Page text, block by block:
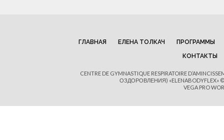
ГЛАВНАЯ ЕЛЕНА ТОЛКАЧ
ПРОГРАММЫ
КОНТАКТЫ
CENTRE DE GYMNASTIQUE RESPIRATOIRE
ОЗДОРОВЛЕНИЯ) «ELENABODYFLEX»
VEGA PRO